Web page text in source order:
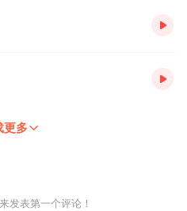
更多
发表第一个评论！